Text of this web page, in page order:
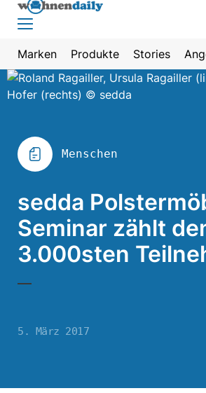
Marken Produkte Stories
Menschen
sedda
Seminar zählt
3.000sten
5. März 2017